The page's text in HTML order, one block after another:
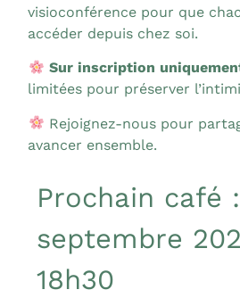
visioconférence pour que
accéder depuis chez soi.
Sur inscription
limitées pour préserver
Rejoignez-nous pour
avancer ensemble.
Prochain café
septembre
18h30